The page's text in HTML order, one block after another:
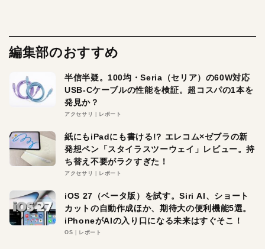
編集部のおすすめ
半信半疑。100均・Seria（セリア）の60W対応
USB-Cケーブルの性能を検証。超コスパの1本を
発見か？
アクセサリ レポート
紙にもiPadにも書ける!? エレコム×ゼブラの新
発想ペン「スタイラスツーウェイ」レビュー。持
ち替え不要がラクすぎた！
アクセサリ レポート
iOS 27（ベータ版）を試す。Siri AI、ショート
カットの自動作成ほか、期待大の便利機能5選。
iPhoneがAIの入り口になる未来はすぐそこ！
OS レポート